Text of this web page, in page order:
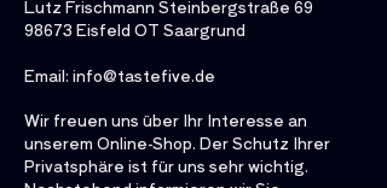
Lutz Frischmann Steinbergstraße 69
98673 Eisfeld OT Saargrund
Email: info@tastefive.de
Wir freuen uns über Ihr Interesse an
unserem Online-Shop. Der Schutz Ihrer
Privatsphäre ist für uns sehr wichtig.